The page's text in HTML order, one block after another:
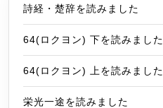
詩経・楚辞を読みました
64(ロクヨン) 下を読みました
64(ロクヨン) 上を読みました
栄光一途を読みました